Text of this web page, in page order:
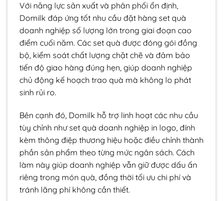
Với năng lực sản xuất và phân phối ổn định,
Domilk đáp ứng tốt nhu cầu đặt hàng set quà
doanh nghiệp số lượng lớn trong giai đoạn cao
điểm cuối năm. Các set quà được đóng gói đồng
bộ, kiểm soát chất lượng chặt chẽ và đảm bảo
tiến độ giao hàng đúng hẹn, giúp doanh nghiệp
chủ động kế hoạch trao quà mà không lo phát
sinh rủi ro.
Bên cạnh đó, Domilk hỗ trợ linh hoạt các nhu cầu
tùy chỉnh như set quà doanh nghiệp in logo, đính
kèm thông điệp thương hiệu hoặc điều chỉnh thành
phần sản phẩm theo từng mức ngân sách. Cách
làm này giúp doanh nghiệp vẫn giữ được dấu ấn
riêng trong món quà, đồng thời tối ưu chi phí và
tránh lãng phí không cần thiết.